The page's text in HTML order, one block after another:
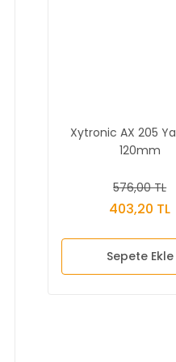
Xytronic AX 205
120mm
576,00 TL
403,20 TL
Sepete Ekle